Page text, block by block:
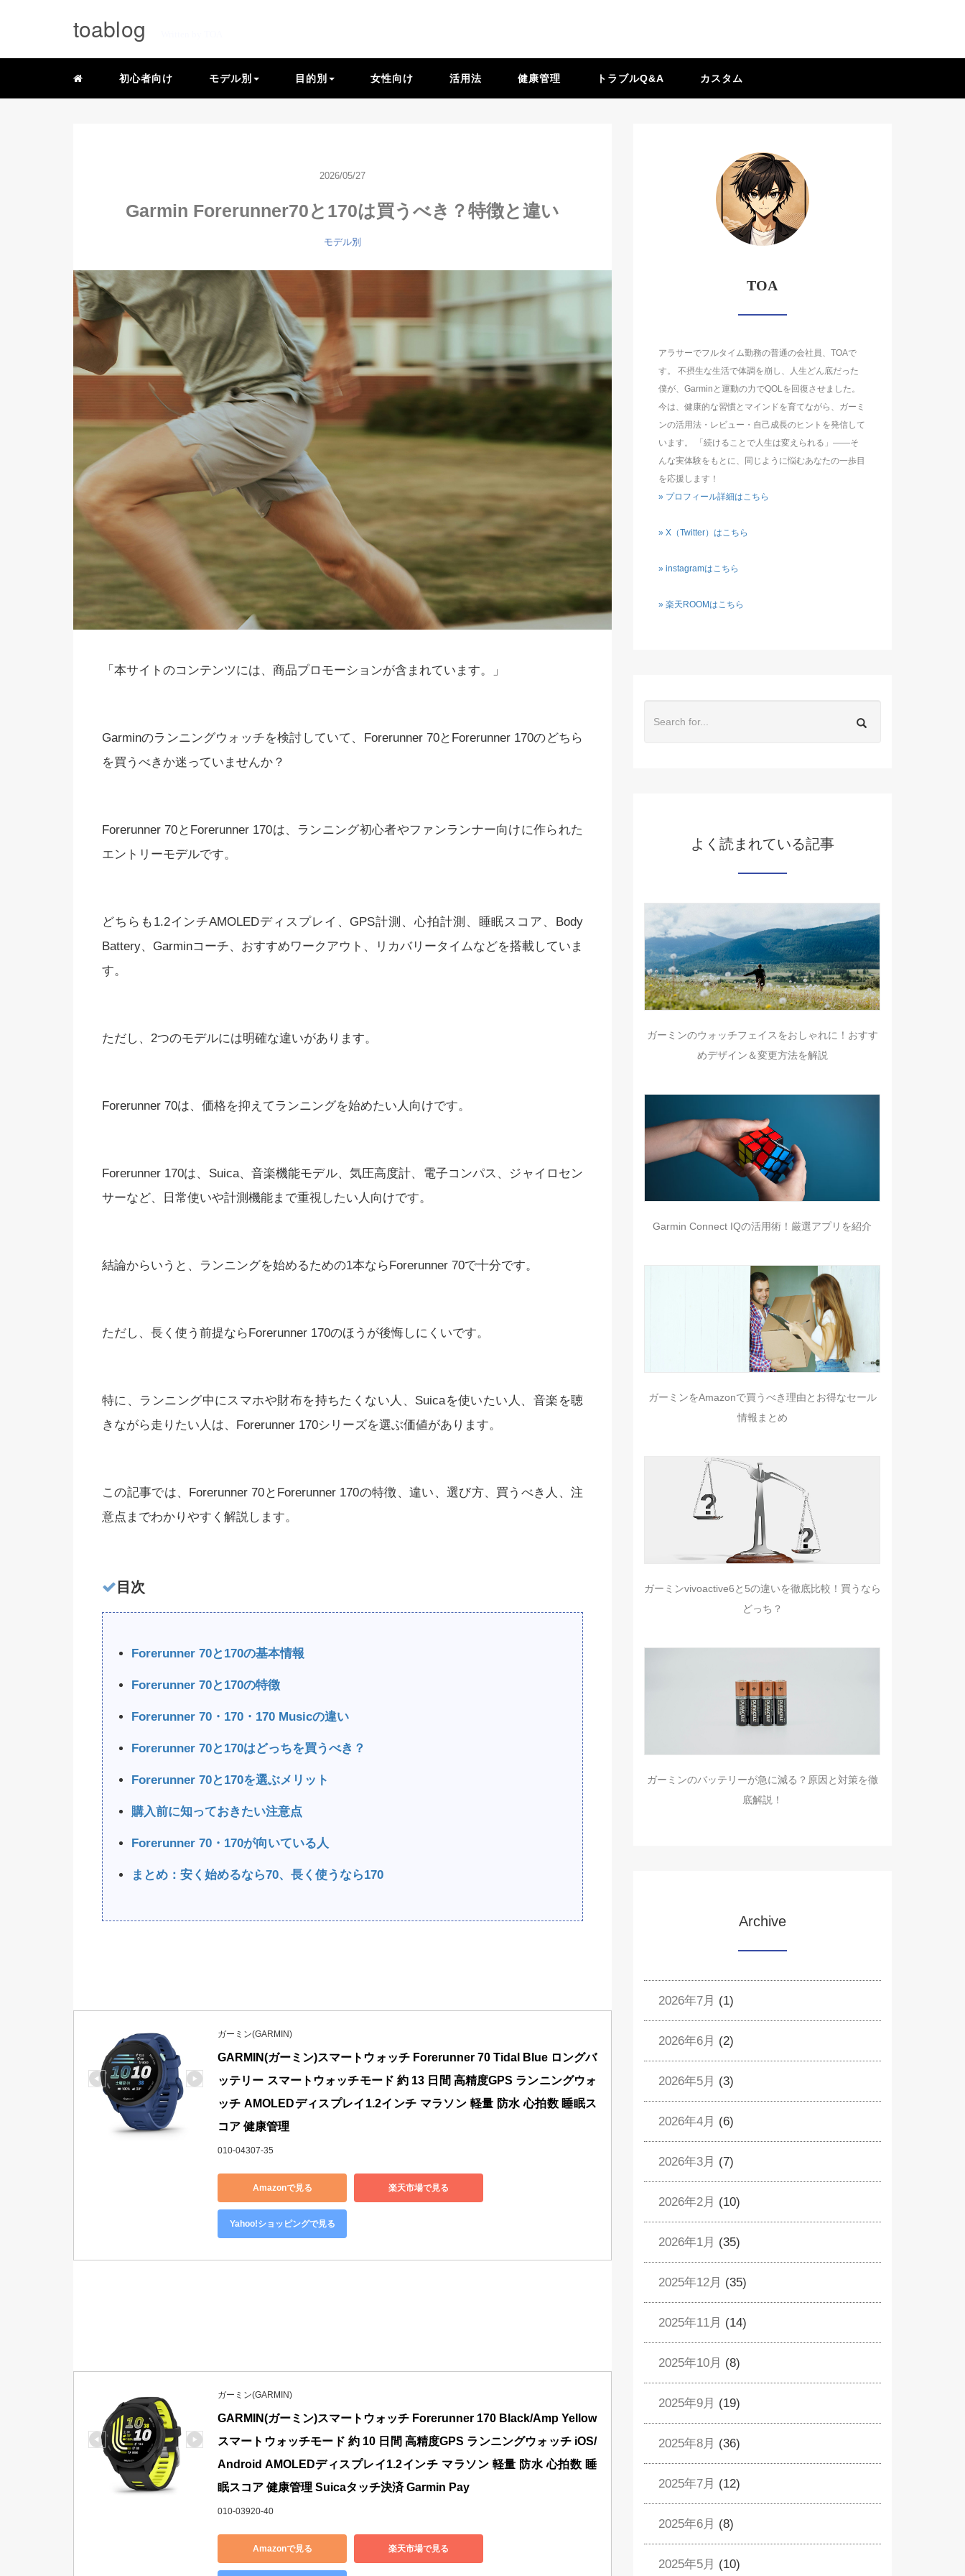
toablog
初心者向け モデル別 目的別 女性向け 活用法 健康管理 トラブルQ&A カスタム
2026/05/27
Garmin Forerunner70と170は買うべき？特徴と違い
モデル別
「本サイトのコンテンツには、商品プロモーションが含まれています。」
Garminのランニングウォッチを検討していて、Forerunner 70とForerunner 170のどちら
を買うべきか迷っていませんか？
Forerunner 70とForerunner 170は、ランニング初心者やファンランナー向けに作られた
エントリーモデルです。
どちらも1.2インチAMOLEDディスプレイ、GPS計測、心拍計測、睡眠スコア、Body
Battery、Garminコーチ、おすすめワークアウト、リカバリータイムなどを搭載していま
す。
ただし、2つのモデルには明確な違いがあります。
Forerunner 70は、価格を抑えてランニングを始めたい人向けです。
Forerunner 170は、Suica、音楽機能モデル、気圧高度計、電子コンパス、ジャイロセン
サーなど、日常使いや計測機能まで重視したい人向けです。
結論からいうと、ランニングを始めるための1本ならForerunner 70で十分です。
ただし、長く使う前提ならForerunner 170のほうが後悔しにくいです。
特に、ランニング中にスマホや財布を持ちたくない人、Suicaを使いたい人、音楽を聴
きながら走りたい人は、Forerunner 170シリーズを選ぶ価値があります。
この記事では、Forerunner 70とForerunner 170の特徴、違い、選び方、買うべき人、注
意点までわかりやすく解説します。
目次
Forerunner 70と170の基本情報
Forerunner 70と170の特徴
Forerunner 70・170・170 Musicの違い
Forerunner 70と170はどっちを買うべき？
Forerunner 70と170を選ぶメリット
購入前に知っておきたい注意点
Forerunner 70・170が向いている人
まとめ：安く始めるなら70、長く使うなら170
ガーミン(GARMIN)
GARMIN(ガーミン)スマートウォッチ Forerunner 70 Tidal Blue ロングバ
ッテリー スマートウォッチモード 約 13 日間 高精度GPS ランニングウォ
ッチ AMOLEDディスプレイ1.2インチ マラソン 軽量 防水 心拍数 睡眠ス
コア 健康管理
010-04307-35
Amazonで見る 楽天市場で見る
Yahoo!ショッピングで見る
ガーミン(GARMIN)
GARMIN(ガーミン)スマートウォッチ Forerunner 170 Black/Amp Yellow
スマートウォッチモード 約 10 日間 高精度GPS ランニングウォッチ iOS/
Android AMOLEDディスプレイ1.2インチ マラソン 軽量 防水 心拍数 睡
眠スコア 健康管理 Suicaタッチ決済 Garmin Pay
010-03920-40
Amazonで見る 楽天市場で見る
TOA
アラサーでフルタイム勤務の普通の会社員、TOAで
す。 不摂生な生活で体調を崩し、人生どん底だった
僕が、Garminと運動の力でQOLを回復させました。
今は、健康的な習慣とマインドを育てながら、ガーミ
ンの活用法・レビュー・自己成長のヒントを発信して
います。 「続けることで人生は変えられる」――そ
んな実体験をもとに、同じように悩むあなたの一歩目
を応援します！
» プロフィール詳細はこちら
» X（Twitter）はこちら
» instagramはこちら
» 楽天ROOMはこちら
よく読まれている記事
ガーミンのウォッチフェイスをおしゃれに！おすす
めデザイン＆変更方法を解説
Garmin Connect IQの活用術！厳選アプリを紹介
ガーミンをAmazonで買うべき理由とお得なセール
情報まとめ
ガーミンvivoactive6と5の違いを徹底比較！買うなら
どっち？
ガーミンのバッテリーが急に減る？原因と対策を徹
底解説！
Archive
2026年7月 (1)
2026年6月 (2)
2026年5月 (3)
2026年4月 (6)
2026年3月 (7)
2026年2月 (10)
2026年1月 (35)
2025年12月 (35)
2025年11月 (14)
2025年10月 (8)
2025年9月 (19)
2025年8月 (36)
2025年7月 (12)
2025年6月 (8)
2025年5月 (10)